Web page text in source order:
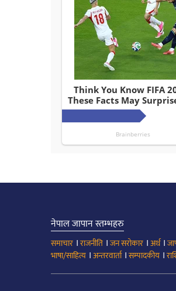
नेपाल जापान स्तम्भहरु
समाचार ।राजनीति ।जन सरोकार ।अर्थ।
भाषा/साहित्य ।अन्तरवार्ता।सम्पादकीय ।